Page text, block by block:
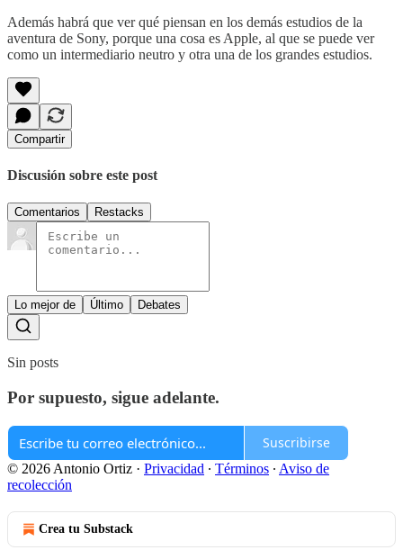
Además habrá que ver qué piensan en los demás estudios de la
aventura de Sony, porque una cosa es Apple, al que se puede ver
como un intermediario neutro y otra una de los grandes estudios.
Compartir
Discusión sobre este post
Comentarios Restacks
Lo mejor de Último Debates
Sin posts
Por supuesto, sigue adelante.
Suscribirse
© 2026 Antonio Ortiz · Privacidad ∙ Términos ∙ Aviso de
recolección
Crea tu Substack